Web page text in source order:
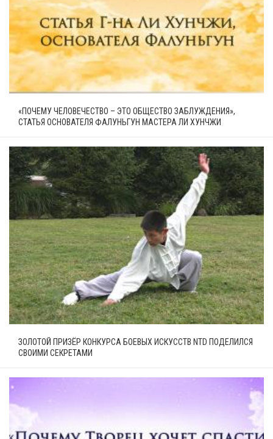
«ПОЧЕМУ ЧЕЛОВЕЧЕСТВО – ЭТО ОБЩЕСТВО ЗАБЛУЖДЕНИЯ»,
СТАТЬЯ ОСНОВАТЕЛЯ ФАЛУНЬГУН МАСТЕРА ЛИ ХУНЧЖИ
ЗОЛОТОЙ ПРИЗЁР КОНКУРСА БОЕВЫХ ИСКУССТВ NTD ПОДЕЛИЛСЯ
СВОИМИ СЕКРЕТАМИ